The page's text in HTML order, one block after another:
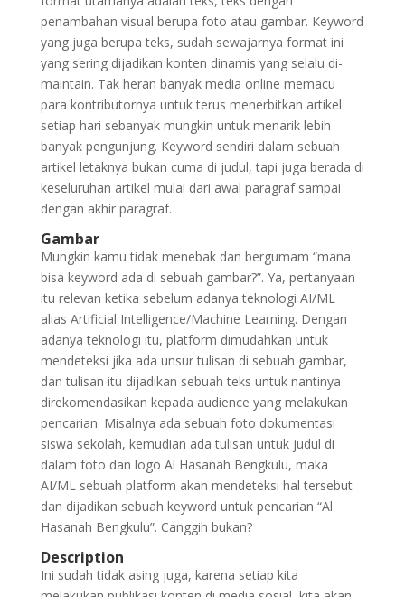
penambahan visual berupa foto atau gambar. Keyword
yang juga berupa teks, sudah sewajarnya format ini
yang sering dijadikan konten dinamis yang selalu di-
maintain. Tak heran banyak media online memacu
para kontributornya untuk terus menerbitkan artikel
setiap hari sebanyak mungkin untuk menarik lebih
banyak pengunjung. Keyword sendiri dalam sebuah
artikel letaknya bukan cuma di judul, tapi juga berada di
keseluruhan artikel mulai dari awal paragraf sampai
dengan akhir paragraf.
Gambar
Mungkin kamu tidak menebak dan bergumam “mana
bisa keyword ada di sebuah gambar?”. Ya, pertanyaan
itu relevan ketika sebelum adanya teknologi AI/ML
alias Artificial Intelligence/Machine Learning. Dengan
adanya teknologi itu, platform dimudahkan untuk
mendeteksi jika ada unsur tulisan di sebuah gambar,
dan tulisan itu dijadikan sebuah teks untuk nantinya
direkomendasikan kepada audience yang melakukan
pencarian. Misalnya ada sebuah foto dokumentasi
siswa sekolah, kemudian ada tulisan untuk judul di
dalam foto dan logo Al Hasanah Bengkulu, maka
AI/ML sebuah platform akan mendeteksi hal tersebut
dan dijadikan sebuah keyword untuk pencarian “Al
Hasanah Bengkulu”. Canggih bukan?
Description
Ini sudah tidak asing juga, karena setiap kita